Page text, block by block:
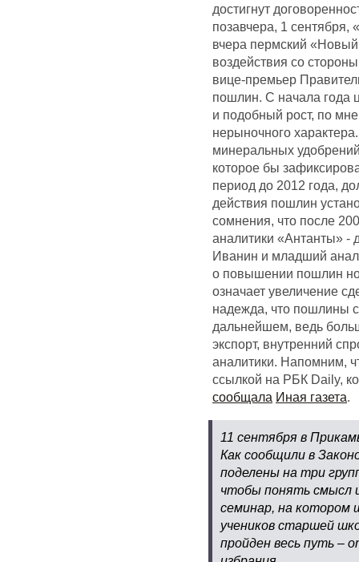
достигнут
позавчера, 1
вчера пермский
воздействия со
вице-премьер
пошлин. С начала года
и подобный рост, по
нерыночного
минеральных
которое бы
период до 2012 года,
действия пошлин
сомнения, что после
аналитики «Антанты» -
Иванин и младший
о повышении пошлин
означает увеличение
надежда, что пошлины
дальнейшем, ведь
экспорт, внутренний
аналитики. Напомним,
ссылкой на РБК Daily,
сообщала Иная газета.
11 сентября в
Как сообщили в
поделены на три
чтобы понять смысл
семинар, на котором
учеников старшей
пройден весь путь –